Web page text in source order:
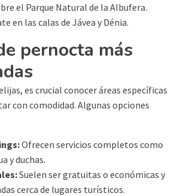
el Parque Natural de la Albufera.
en las calas de Jávea y Dénia.
pernocta más
es crucial conocer áreas específicas
con comodidad. Algunas opciones
Ofrecen servicios completos como
y duchas.
Suelen ser gratuitas o económicas y
cerca de lugares turísticos.